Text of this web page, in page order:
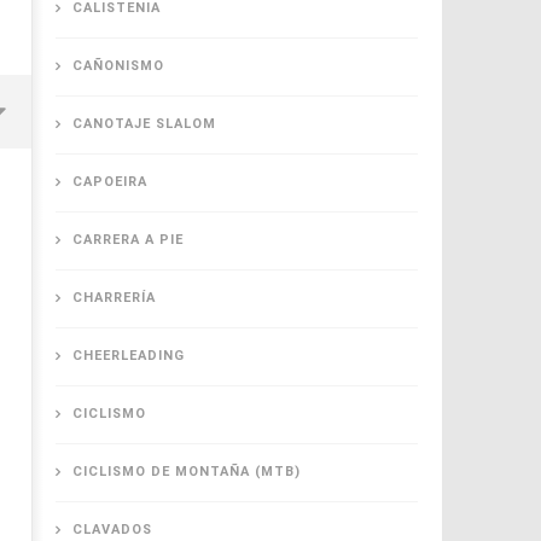
con tranquilidad
agosto,
CALISTENIA
CAÑONISMO
CANOTAJE SLALOM
CAPOEIRA
CARRERA A PIE
CHARRERÍA
CHEERLEADING
CICLISMO
CICLISMO DE MONTAÑA (MTB)
CLAVADOS